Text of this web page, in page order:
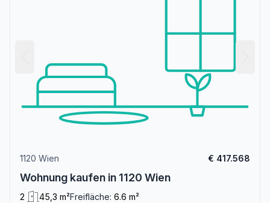
1120 Wien € 417.568
Wohnung kaufen in 1120 Wien
2 45,3 m²Freifläche: 6.6 m²